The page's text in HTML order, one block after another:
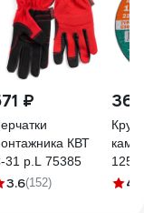
₽
КВТ
31 р.L 75385
3.6(152)
Круг
T424.3